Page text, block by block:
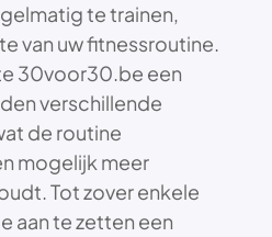
te trainen,
van uw fitnessroutine.
30voor30.be een
verschillende
de routine
mogelijk meer
Tot zover enkele
aan te zetten een